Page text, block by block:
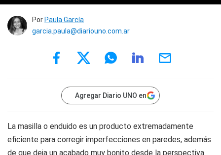
Por Paula García
garcia.paula@diariouno.com.ar
Agregar Diario UNO en
La masilla o enduido es un producto extremadamente
eficiente para corregir imperfecciones en paredes, además
de que deja un acabado muy bonito desde la perspectiva